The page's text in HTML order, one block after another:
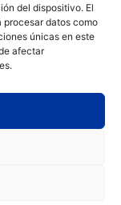
del dispositivo. El
datos como
únicas en este
afectar